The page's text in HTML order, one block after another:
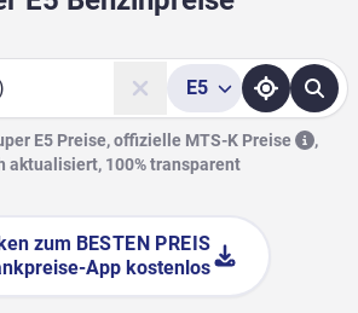
E5
E5 Preise, offizielle MTS-K Preise
,
aktualisiert, 100% transparent
zum BESTEN PREIS
App kostenlos